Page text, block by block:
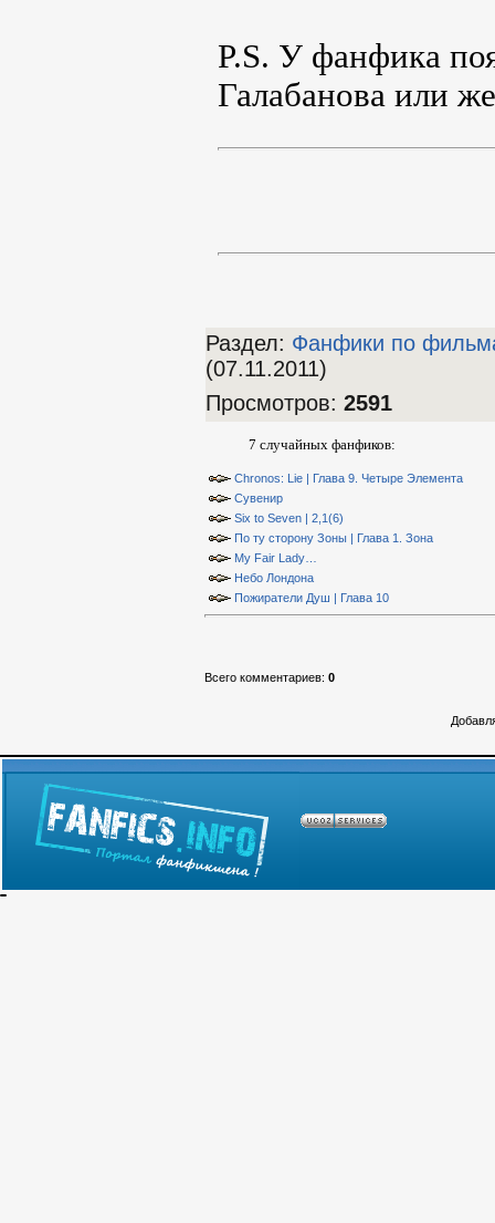
P.S. У фанфика
Галабанова или
Раздел: Фанфики по
(07.11.2011)
Просмотров: 2591
7 случайных фанфиков:
Chronos: Lie | Глава 9. Четыре Элемента
Сувенир
Six to Seven | 2,1(6)
По ту сторону Зоны | Глава 1. Зона
My Fair Lady…
Небо Лондона
Пожиратели Душ | Глава 10
Всего комментариев: 0